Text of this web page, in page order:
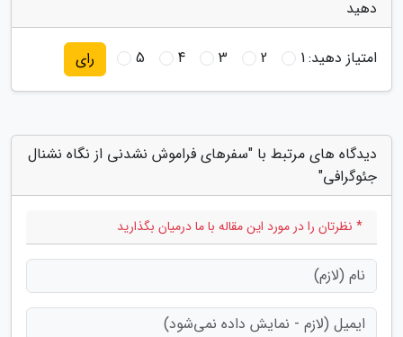
دهید
امتیاز دهید:1
2
3
4
5 رای
دیدگاه های مرتبط با "سفرهای فراموش نشدنی از نگاه نشنال
جئوگرافی"
* نظرتان را در مورد این مقاله با ما درمیان بگذارید